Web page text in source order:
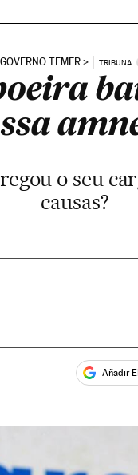
GOVERNO TEMER TRIBUNA
o seu
causas?
Añadir